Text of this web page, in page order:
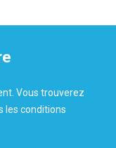
Vous trouverez
les conditions